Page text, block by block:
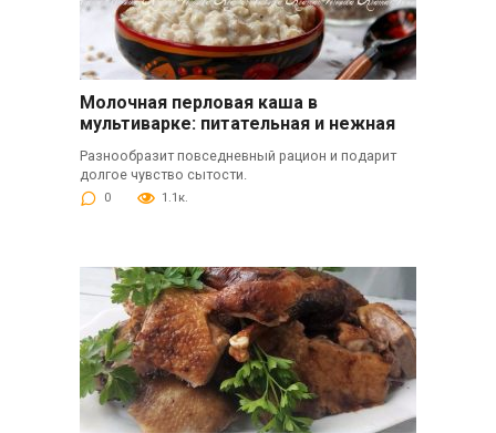
Молочная перловая каша в
мультиварке: питательная и нежная
Разнообразит повседневный рацион и подарит
долгое чувство сытости.
0 1.1к.